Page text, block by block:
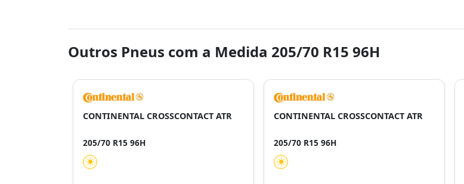
Outros Pneus com a Medida 205/70 R15 96H
CONTINENTAL CROSSCONTACT ATR
205/70 R15 96H
CONTINENTAL CROSSCONTACT ATR
205/70 R15 96H